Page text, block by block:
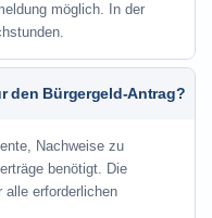
möglich. In der
den Bürgergeld-Antrag?
Nachweise zu
benötigt. Die
alle erforderlichen